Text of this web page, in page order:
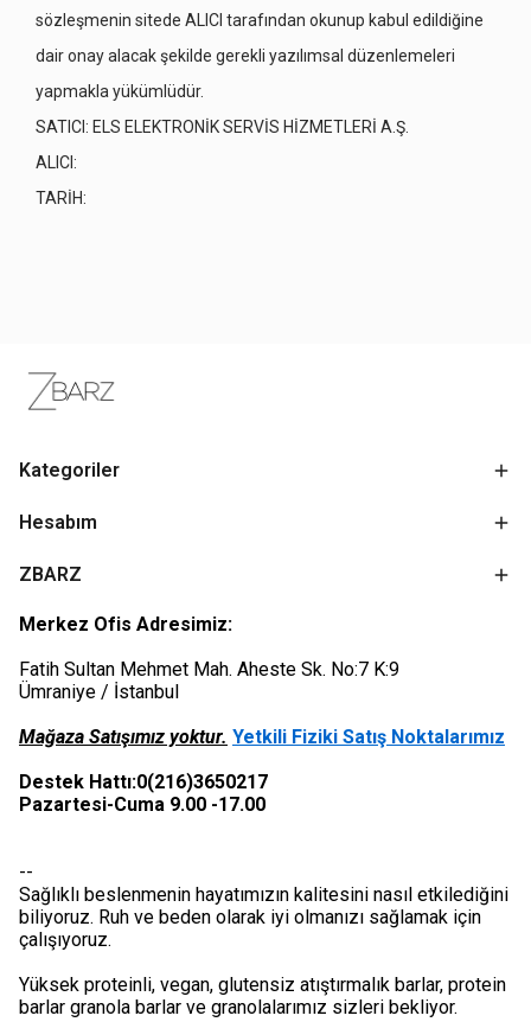
sözleşmenin sitede ALICI tarafından okunup kabul edildiğine
dair onay alacak şekilde gerekli yazılımsal düzenlemeleri
yapmakla yükümlüdür.
SATICI: ELS ELEKTRONİK SERVİS HİZMETLERİ A.Ş.
ALICI:
TARİH:
Kategoriler
Hesabım
ZBARZ
Merkez Ofis Adresimiz:
Fatih Sultan Mehmet Mah. Aheste Sk. No:7 K:9
Ümraniye / İstanbul
Mağaza Satışımız yoktur. Yetkili Fiziki Satış Noktalarımız
Destek Hattı:0(216)3650217
Pazartesi-Cuma 9.00 -17.00
--
Sağlıklı beslenmenin hayatımızın kalitesini nasıl etkilediğini
biliyoruz. Ruh ve beden olarak iyi olmanızı sağlamak için
çalışıyoruz.
Yüksek proteinli, vegan, glutensiz atıştırmalık barlar, protein
barlar granola barlar ve granolalarımız sizleri bekliyor.